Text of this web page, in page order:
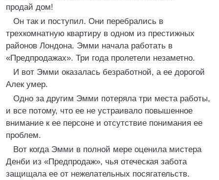
продай дом!
Он так и поступил. Они перебрались в
трехкомнатную квартиру в одном из престижных
районов Лондона. Эмми начала работать в
«Предпродажах». Три года пролетели незаметно.
И вот Эмми оказалась безработной, а ее дорогой
Алек умер.
Одно за другим Эмми потеряла три места работы,
и все потому, что ее не устраивало повышенное
внимание к ее персоне и отсутствие понимания ее
проблем.
Вот когда Эмми в полной мере оценила мистера
Денби из «Предпродаж», чья отеческая забота
защищала ее от нежелательных посягательств.